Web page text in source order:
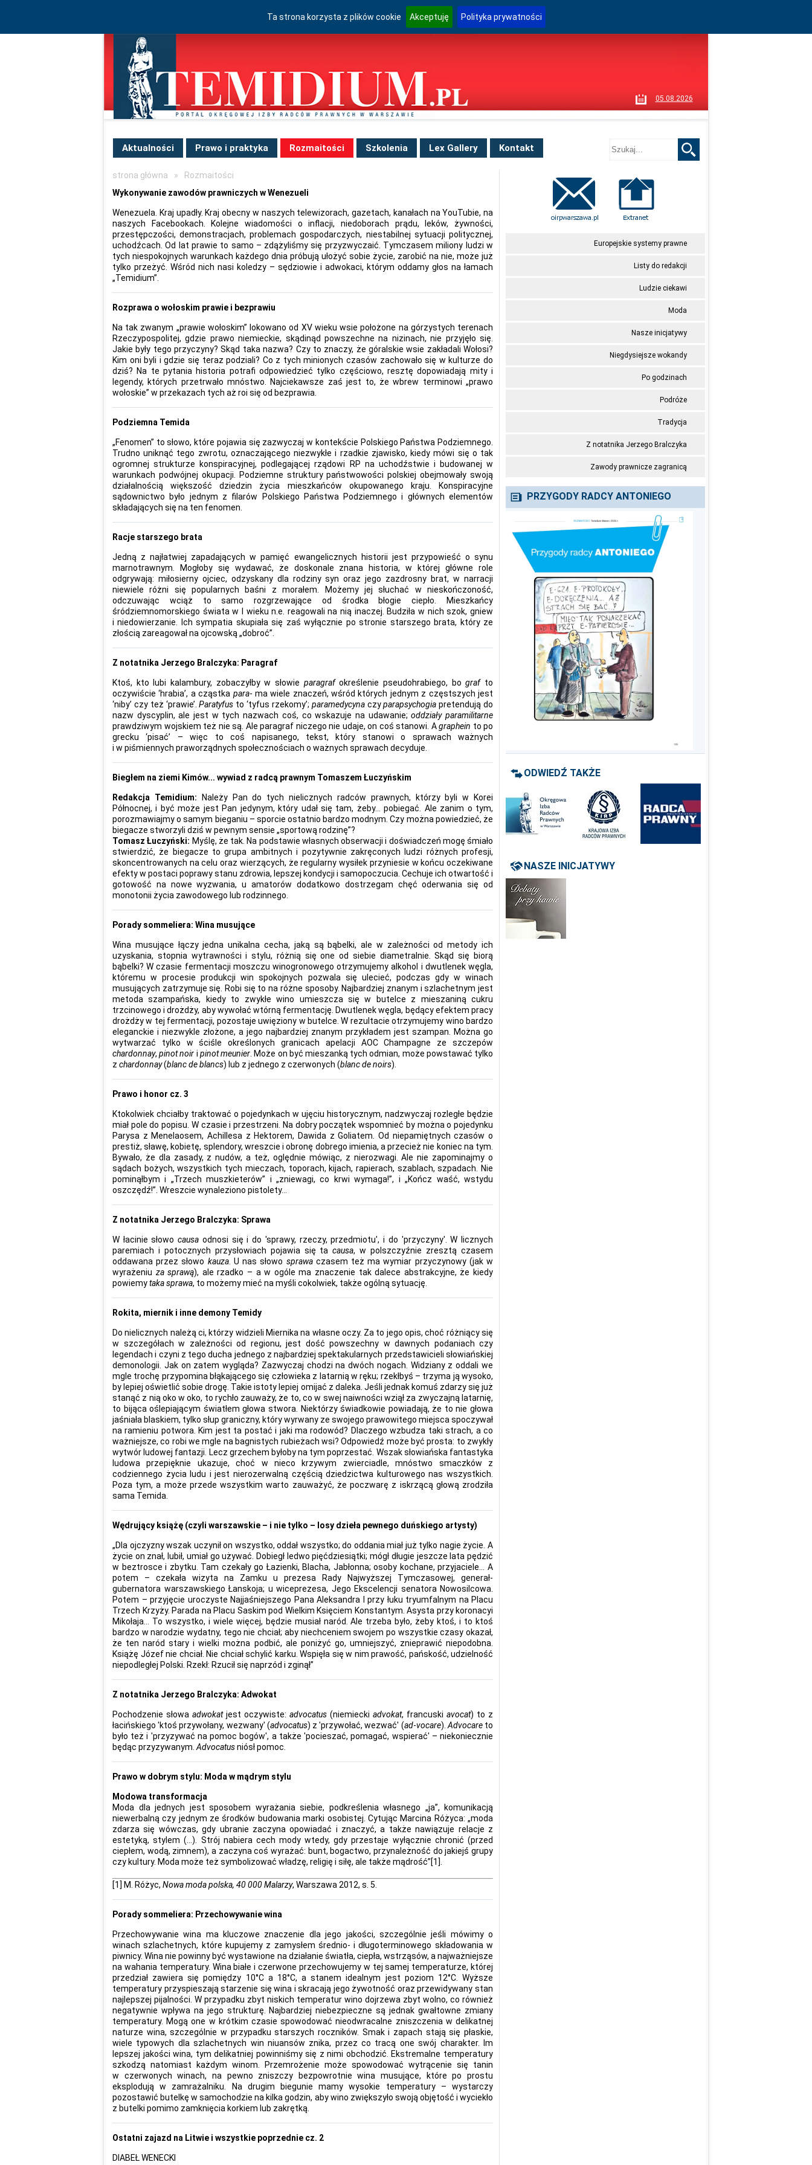
Ta strona korzysta z plików cookie Akceptuję Polityka prywatności
05.08.2026
Aktualności Prawo i praktyka Rozmaitości Szkolenia Lex Gallery Kontakt
strona główna »
Rozmaitości
Wykonywanie zawodów prawniczych w Wenezueli
Wenezuela. Kraj upadły. Kraj obecny w naszych telewizorach, gazetach, kanałach na YouTubie, na
naszych Facebookach. Kolejne wiadomości o inflacji, niedoborach prądu, leków, żywności,
przestępczości, demonstracjach, problemach gospodarczych, niestabilnej sytuacji politycznej,
uchodźcach. Od lat prawie to samo – zdążyliśmy się przyzwyczaić. Tymczasem miliony ludzi w
tych niespokojnych warunkach każdego dnia próbują ułożyć sobie życie, zarobić na nie, może już
tylko przeżyć. Wśród nich nasi koledzy – sędziowie i adwokaci, którym oddamy głos na łamach
„Temidium”.
Rozprawa o wołoskim prawie i bezprawiu
Na tak zwanym „prawie wołoskim” lokowano od XV wieku wsie położone na górzystych terenach
Rzeczypospolitej, gdzie prawo niemieckie, skądinąd powszechne na nizinach, nie przyjęło się.
Jakie były tego przyczyny? Skąd taka nazwa? Czy to znaczy, że góralskie wsie zakładali Wołosi?
Kim oni byli i gdzie się teraz podziali? Co z tych minionych czasów zachowało się w kulturze do
dziś? Na te pytania historia potrafi odpowiedzieć tylko częściowo, resztę dopowiadają mity i
legendy, których przetrwało mnóstwo. Najciekawsze zaś jest to, że wbrew terminowi „prawo
wołoskie” w przekazach tych aż roi się od bezprawia.
Podziemna Temida
„Fenomen” to słowo, które pojawia się zazwyczaj w kontekście Polskiego Państwa Podziemnego.
Trudno uniknąć tego zwrotu, oznaczającego niezwykłe i rzadkie zjawisko, kiedy mówi się o tak
ogromnej strukturze konspiracyjnej, podlegającej rządowi RP na uchodźstwie i budowanej w
warunkach podwójnej okupacji. Podziemne struktury państwowości polskiej obejmowały swoją
działalnością większość dziedzin życia mieszkańców okupowanego kraju. Konspiracyjne
sądownictwo było jednym z filarów Polskiego Państwa Podziemnego i głównych elementów
składających się na ten fenomen.
Racje starszego brata
Jedną z najłatwiej zapadających w pamięć ewangelicznych historii jest przypowieść o synu
marnotrawnym. Mogłoby się wydawać, że doskonale znana historia, w której główne role
odgrywają: miłosierny ojciec, odzyskany dla rodziny syn oraz jego zazdrosny brat, w narracji
niewiele różni się popularnych baśni z morałem. Możemy jej słuchać w nieskończoność,
odczuwając wciąż to samo rozgrzewające od środka błogie ciepło. Mieszkańcy
śródziemnomorskiego świata w I wieku n.e. reagowali na nią inaczej. Budziła w nich szok, gniew
i niedowierzanie. Ich sympatia skupiała się zaś wyłącznie po stronie starszego brata, który ze
złością zareagował na ojcowską „dobroć”.
Z notatnika Jerzego Bralczyka: Paragraf
Ktoś, kto lubi kalambury, zobaczyłby w słowie paragrafokreślenie pseudohrabiego, bografto
oczywiście ‘hrabia’, a cząstka para- ma wiele znaczeń, wśród których jednym z częstszych jest
‘niby’ czy też ‘prawie’.Paratyfus to ‘tyfus rzekomy’; paramedycynaczyparapsychogia pretendują do
nazw dyscyplin, ale jest w tych nazwach coś, co wskazuje na udawanie;oddziały paramilitarne
prawdziwym wojskiem też nie są. Ale paragraf niczego nie udaje, on coś stanowi. Agraphein to po
grecku ‘pisać’ – więc to coś napisanego, tekst, który stanowi o sprawach ważnych
i w piśmiennych praworządnych społecznościach o ważnych sprawach decyduje.
Biegłem na ziemi Kimów... wywiad z radcą prawnym Tomaszem Łuczyńskim
Redakcja Temidium:
Należy Pan do tych nielicznych radców prawnych, którzy byli w Korei
Północnej, i być może jest Pan jedynym, który udał się tam, żeby… pobiegać. Ale zanim o tym,
porozmawiajmy o samym bieganiu – sporcie ostatnio bardzo modnym. Czy można powiedzieć, że
biegacze stworzyli dziś w pewnym sensie „sportową rodzinę”?
Tomasz Łuczyński: Myślę, że tak. Na podstawie własnych obserwacji i doświadczeń mogę śmiało
stwierdzić, że biegacze to grupa ambitnych i pozytywnie zakręconych ludzi różnych profesji,
skoncentrowanych na celu oraz wierzących, że regularny wysiłek przyniesie w końcu oczekiwane
efekty w postaci poprawy stanu zdrowia, lepszej kondycji i samopoczucia. Cechuje ich otwartość i
gotowość na nowe wyzwania, u amatorów dodatkowo dostrzegam chęć oderwania się od
monotonii życia zawodowego lub rodzinnego.
Porady sommeliera: Wina musujące
Wina musujące łączy jedna unikalna cecha, jaką są bąbelki, ale w zależności od metody ich
uzyskania, stopnia wytrawności i stylu, różnią się one od siebie diametralnie. Skąd się biorą
bąbelki? W czasie fermentacji moszczu winogronowego otrzymujemy alkohol i dwutlenek węgla,
któremu w procesie produkcji win spokojnych pozwala się ulecieć, podczas gdy w winach
musujących zatrzymuje się. Robi się to na różne sposoby. Najbardziej znanym i szlachetnym jest
metoda szampańska, kiedy to zwykłe wino umieszcza się w butelce z mieszaniną cukru
trzcinowego i drożdży, aby wywołać wtórną fermentację. Dwutlenek węgla, będący efektem pracy
drożdży w tej fermentacji, pozostaje uwięziony w butelce. W rezultacie otrzymujemy wino bardzo
eleganckie i niezwykle złożone, a jego najbardziej znanym przykładem jest szampan. Można go
wytwarzać tylko w ściśle określonych granicach apelacji AOC Champagne ze szczepów
chardonnay,pinot noir i pinot meunier . Może on być mieszanką tych odmian, może powstawać tylko
z chardonnay(blanc de blancs) lub z jednego z czerwonych (blanc de noirs).
Prawo i honor cz. 3
Ktokolwiek chciałby traktować o pojedynkach w ujęciu historycznym, nadzwyczaj rozległe będzie
miał pole do popisu. W czasie i przestrzeni. Na dobry początek wspomnieć by można o pojedynku
Parysa z Menelaosem, Achillesa z Hektorem, Dawida z Goliatem. Od niepamiętnych czasów o
prestiż, sławę, kobietę, splendory, wreszcie i obronę dobrego imienia, a przecież nie koniec na tym.
Bywało, że dla zasady, z nudów, a też, oględnie mówiąc, z nierozwagi. Ale nie zapominajmy o
sądach bożych, wszystkich tych mieczach, toporach, kijach, rapierach, szablach, szpadach. Nie
pominąłbym i „Trzech muszkieterów” i „zniewagi, co krwi wymaga!”, i „Kończ waść, wstydu
oszczędź!”. Wreszcie wynaleziono pistolety…
Z notatnika Jerzego Bralczyka: Sprawa
W łacinie słowocausa odnosi się i do 'sprawy, rzeczy, przedmiotu', i do 'przyczyny'. W licznych
paremiach i potocznych przysłowiach pojawia się tacausa, w polszczyźnie zresztą czasem
oddawana przez słowo kauza. U nas słowo sprawaczasem też ma wymiar przyczynowy (jak w
wyrażeniu za sprawą), ale rzadko – a w ogóle ma znaczenie tak dalece abstrakcyjne, że kiedy
powiemytakasprawa, to możemy mieć na myśli cokolwiek, także ogólną sytuację.
Rokita, miernik i inne demony Temidy
Do nielicznych należą ci, którzy widzieli Miernika na własne oczy. Za to jego opis, choć różniący się
w szczegółach w zależności od regionu, jest dość powszechny w dawnych podaniach czy
legendach i czyni z tego ducha jednego z najbardziej spektakularnych przedstawicieli słowiańskiej
demonologii. Jak on zatem wygląda? Zazwyczaj chodzi na dwóch nogach. Widziany z oddali we
mgle trochę przypomina błąkającego się człowieka z latarnią w ręku; rzekłbyś – trzyma ją wysoko,
by lepiej oświetlić sobie drogę. Takie istoty lepiej omijać z daleka. Jeśli jednak komuś zdarzy się już
stanąć z nią oko w oko, to rychło zauważy, że to, co w swej naiwności wziął za zwyczajną latarnię,
to bijąca oślepiającym światłem głowa stwora. Niektórzy świadkowie powiadają, że to nie głowa
jaśniała blaskiem, tylko słup graniczny, który wyrwany ze swojego prawowitego miejsca spoczywał
na ramieniu potwora. Kim jest ta postać i jaki ma rodowód? Dlaczego wzbudza taki strach, a co
ważniejsze, co robi we mgle na bagnistych rubieżach wsi? Odpowiedź może być prosta: to zwykły
wytwór ludowej fantazji. Lecz grzechem byłoby na tym poprzestać. Wszak słowiańska fantastyka
ludowa przepięknie ukazuje, choć w nieco krzywym zwierciadle, mnóstwo smaczków z
codziennego życia ludu i jest nierozerwalną częścią dziedzictwa kulturowego nas wszystkich.
Poza tym, a może przede wszystkim warto zauważyć, że poczwarę z iskrzącą głową zrodziła
sama Temida.
Wędrujący książę (czyli warszawskie – i nie tylko – losy dzieła pewnego duńskiego artysty)
„Dla ojczyzny wszak uczynił on wszystko, oddał wszystko; do oddania miał już tylko nagie życie. A
życie on znał, lubił, umiał go używać. Dobiegł ledwo pięćdziesiątki; mógł długie jeszcze lata pędzić
w beztrosce i zbytku. Tam czekały go Łazienki, Blacha, Jabłonna; osoby kochane, przyjaciele… A
potem – czekała wizyta na Zamku u prezesa Rady Najwyższej Tymczasowej, generał-
gubernatora warszawskiego Łanskoja; u wiceprezesa, Jego Ekscelencji senatora Nowosilcowa.
Potem – przyjęcie uroczyste Najjaśniejszego Pana Aleksandra I przy łuku tryumfalnym na Placu
Trzech Krzyży. Parada na Placu Saskim pod Wielkim Księciem Konstantym. Asysta przy koronacyi
Mikołaja… To wszystko, i wiele więcej, będzie musiał naród. Ale trzeba było, żeby ktoś, i to ktoś
bardzo w narodzie wydatny, tego nie chciał; aby niechceniem swojem po wszystkie czasy okazał,
że ten naród stary i wielki można podbić, ale poniżyć go, umniejszyć, znieprawić niepodobna.
Książę Józef nie chciał. Nie chciał schylić karku. Wspięła się w nim prawość, pańskość, udzielność
niepodległej Polski. Rzekł: Rzucił się naprzód i zginął”
Z notatnika Jerzego Bralczyka: Adwokat
Pochodzenie słowa adwokatjest oczywiste: advocatus (niemiecki advokat, francuski avocat) to z
łacińskiego 'ktoś przywołany, wezwany' (advocatus) z 'przywołać, wezwać' (ad-vocare). Advocareto
było też i 'przyzywać na pomoc bogów', a także 'pocieszać, pomagać, wspierać' – niekoniecznie
będąc przyzywanym. Advocatusniósł pomoc.
Prawo w dobrym stylu: Moda w mądrym stylu
Modowa transformacja
Moda dla jednych jest sposobem wyrażania siebie, podkreślenia własnego „ja”, komunikacją
niewerbalną czy jednym ze środków budowania marki osobistej. Cytując Marcina Różyca: „moda
zdarza się wówczas, gdy ubranie zaczyna opowiadać i znaczyć, a także nawiązuje relacje z
estetyką, stylem (…). Strój nabiera cech mody wtedy, gdy przestaje wyłącznie chronić (przed
ciepłem, wodą, zimnem), a zaczyna coś wyrażać: bunt, bogactwo, przynależność do jakiejś grupy
czy kultury. Moda może też symbolizować władzę, religię i siłę, ale także mądrość”[1]
[1] M. Różyc, Nowa moda polska, 40 000 Malarzy, Warszawa 2012, s. 5.
Porady sommeliera: Przechowywanie wina
Przechowywanie wina ma kluczowe znaczenie dla jego jakości, szczególnie jeśli mówimy o
winach szlachetnych, które kupujemy z zamysłem średnio- i długoterminowego składowania w
piwnicy. Wina nie powinny być wystawione na działanie światła, ciepła, wstrząsów, a najważniejsze
na wahania temperatury. Wina białe i czerwone przechowujemy w tej samej temperaturze, której
przedział zawiera się pomiędzy 10°C a 18°C, a stanem idealnym jest poziom 12°C. Wyższe
temperatury przyspieszają starzenie się wina i skracają jego żywotność oraz przewidywany stan
najlepszej pijalności. W przypadku zbyt niskich temperatur wino dojrzewa zbyt wolno, co również
negatywnie wpływa na jego strukturę. Najbardziej niebezpieczne są jednak gwałtowne zmiany
temperatury. Mogą one w krótkim czasie spowodować nieodwracalne zniszczenia w delikatnej
naturze wina, szczególnie w przypadku starszych roczników. Smak i zapach stają się płaskie,
wiele typowych dla szlachetnych win niuansów znika, przez co tracą one swój charakter. Im
lepszej jakości wina, tym delikatniej powinniśmy się z nimi obchodzić. Ekstremalne temperatury
szkodzą natomiast każdym winom. Przemrożenie może spowodować wytrącenie się tanin
w czerwonych winach, na pewno zniszczy bezpowrotnie wina musujące, które po prostu
eksplodują w zamrażalniku. Na drugim biegunie mamy wysokie temperatury – wystarczy
pozostawić butelkę w samochodzie na kilka godzin, aby wino zwiększyło swoją objętość i wyciekło
z butelki pomimo zamknięcia korkiem lub zakrętką.
Ostatni zajazd na Litwie i wszystkie poprzednie cz. 2
DIABEŁ WENECKI
Europejskie systemy prawne
Listy do redakcji
Ludzie ciekawi
Moda
Nasze inicjatywy
Niegdysiejsze wokandy
Po godzinach
Podróże
Tradycja
Z notatnika Jerzego Bralczyka
Zawody prawnicze zagranicą
PRZYGODY RADCY ANTONIEGO
ODWIEDŹ TAKŻE
NASZE INICJATYWY